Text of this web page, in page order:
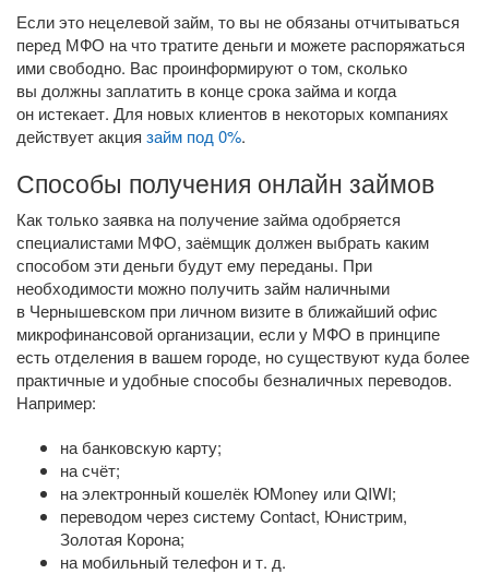
Если это нецелевой займ, то вы не обязаны отчитываться
перед МФО на что тратите деньги и можете распоряжаться
ими свободно. Вас проинформируют о том, сколько
вы должны заплатить в конце срока займа и когда
он истекает. Для новых клиентов в некоторых компаниях
действует акция займ под 0%.
Способы получения онлайн займов
Как только заявка на получение займа одобряется
специалистами МФО, заёмщик должен выбрать каким
способом эти деньги будут ему переданы. При
необходимости можно получить займ наличными
в Чернышевском при личном визите в ближайший офис
микрофинансовой организации, если у МФО в принципе
есть отделения в вашем городе, но существуют куда более
практичные и удобные способы безналичных переводов.
Например:
на банковскую карту;
на счёт;
на электронный кошелёк ЮMoney или QIWI;
переводом через систему Contact, Юнистрим,
Золотая Корона;
на мобильный телефон и т. д.